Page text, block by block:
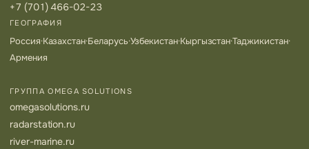
+7 (701) 466-02-23
ГЕОГРАФИЯ
Россия·Казахстан·Беларусь·Узбекистан·Кыргызстан·Таджикистан·
Армения
ГРУППА OMEGA SOLUTIONS
omegasolutions.ru
radarstation.ru
river-marine.ru